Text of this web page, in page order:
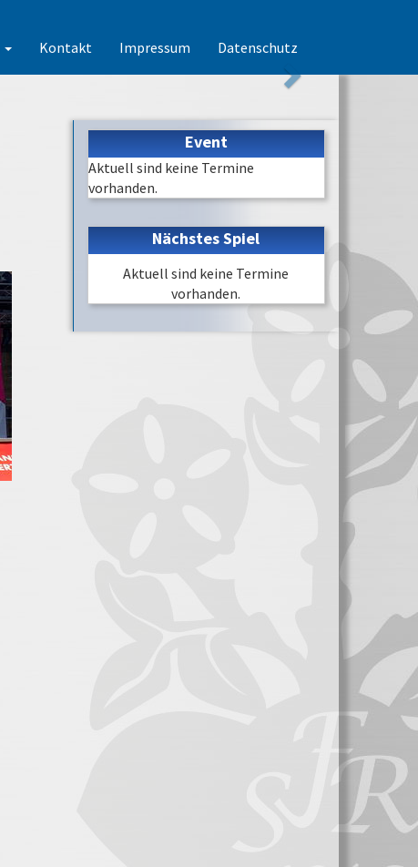
Kontakt Impressum Datenschutz
Event
Aktuell sind keine Termine
vorhanden.
Nächstes Spiel
Aktuell sind keine Termine
vorhanden.